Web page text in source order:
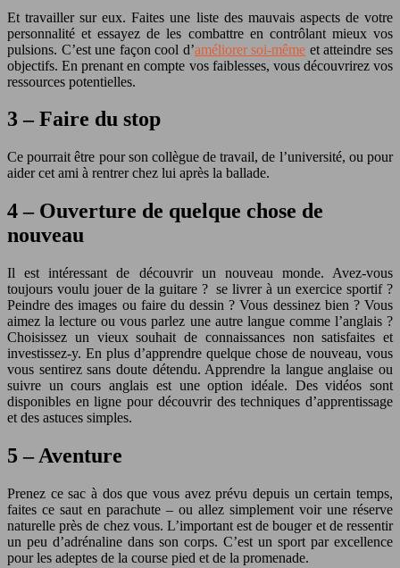
Et travailler sur eux. Faites une liste des mauvais aspects de votre
personnalité et essayez de les combattre en contrôlant mieux vos
pulsions. C’est une façon cool d’améliorer soi-même et atteindre ses
objectifs. En prenant en compte vos faiblesses, vous découvrirez vos
ressources potentielles.
3 – Faire du stop
Ce pourrait être pour son collègue de travail, de l’université, ou pour
aider cet ami à rentrer chez lui après la ballade.
4 – Ouverture de quelque chose de
nouveau
Il est intéressant de découvrir un nouveau monde. Avez-vous
toujours voulu jouer de la guitare ? se livrer à un exercice sportif ?
Peindre des images ou faire du dessin ? Vous dessinez bien ? Vous
aimez la lecture ou vous parlez une autre langue comme l’anglais ?
Choisissez un vieux souhait de connaissances non satisfaites et
investissez-y. En plus d’apprendre quelque chose de nouveau, vous
vous sentirez sans doute détendu. Apprendre la langue anglaise ou
suivre un cours anglais est une option idéale. Des vidéos sont
disponibles en ligne pour découvrir des techniques d’apprentissage
et des astuces simples.
5 – Aventure
Prenez ce sac à dos que vous avez prévu depuis un certain temps,
faites ce saut en parachute – ou allez simplement voir une réserve
naturelle près de chez vous. L’important est de bouger et de ressentir
un peu d’adrénaline dans son corps. C’est un sport par excellence
pour les adeptes de la course pied et de la promenade.